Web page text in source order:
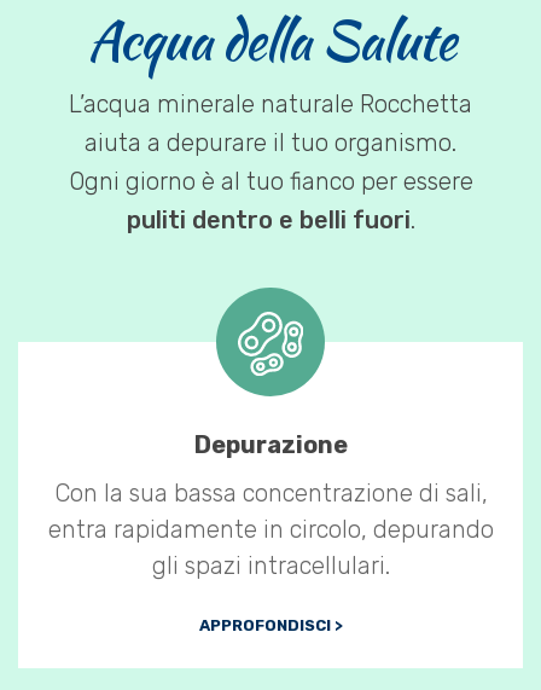
Acqua della Salute
L’acqua minerale naturale Rocchetta
aiuta a depurare il tuo organismo.
Ogni giorno è al tuo fianco per essere
puliti dentro e belli fuori.
Depurazione
Con la sua bassa concentrazione di sali,
entra rapidamente in circolo, depurando
gli spazi intracellulari.
APPROFONDISCI >